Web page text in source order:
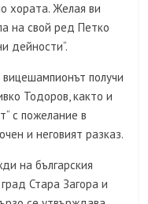
хората. Желая ви
на свой ред Петко
дейности“.
получи
Тодоров, както и
с пожелание в
и неговият разказ.
на българския
Стара Загора и